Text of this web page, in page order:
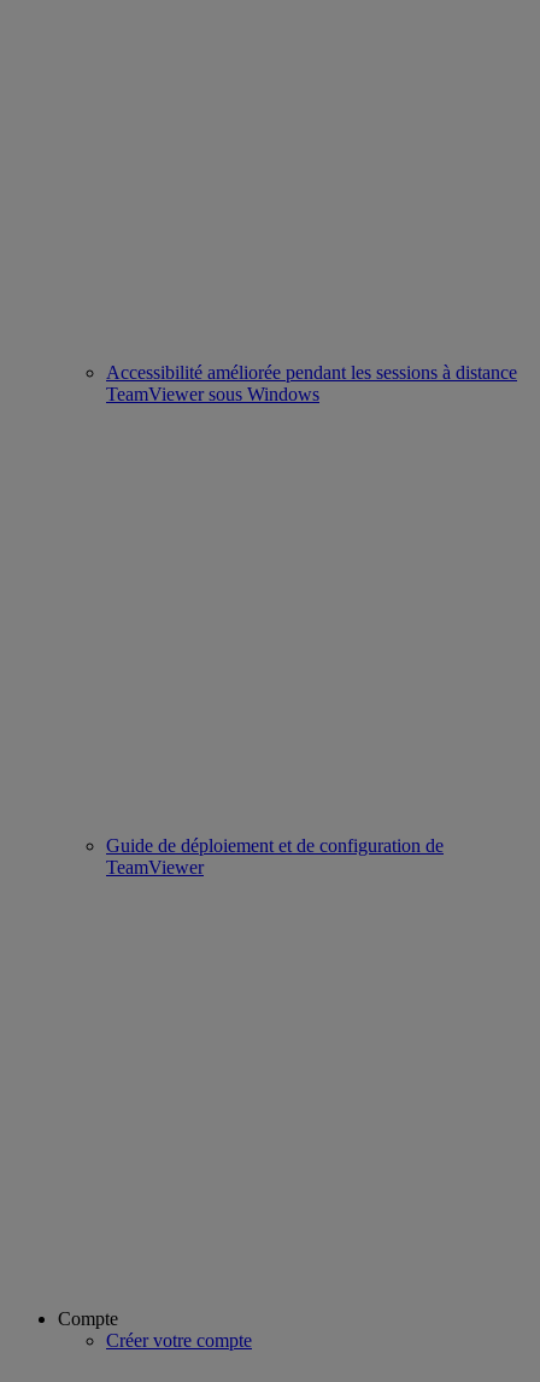
Accessibilité améliorée pendant les sessions à distance
TeamViewer sous Windows
Guide de déploiement et de configuration de
TeamViewer
Compte
Créer votre compte